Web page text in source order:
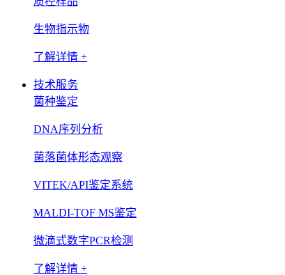
生物指示物
了解详情 +
技术服务
菌种鉴定
DNA序列分析
菌落菌体形态观察
VITEK/API鉴定系统
MALDI-TOF MS鉴定
微滴式数字PCR检测
了解详情 +